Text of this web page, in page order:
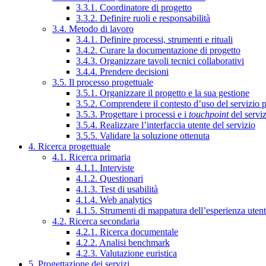
3.3.1. Coordinatore di progetto
3.3.2. Definire ruoli e responsabilità
3.4. Metodo di lavoro
3.4.1. Definire processi, strumenti e rituali
3.4.2. Curare la documentazione di progetto
3.4.3. Organizzare tavoli tecnici collaborativi
3.4.4. Prendere decisioni
3.5. Il processo progettuale
3.5.1. Organizzare il progetto e la sua gestione
3.5.2. Comprendere il contesto d’uso del servizio
3.5.3. Progettare i processi e i touchpointdel
3.5.4. Realizzare l’interfaccia utente del servizio
3.5.5. Validare la soluzione ottenuta
4. Ricerca progettuale
4.1. Ricerca primaria
4.1.1. Interviste
4.1.2. Questionari
4.1.3. Test di usabilità
4.1.4. Web analytics
4.1.5. Strumenti di mappatura dell’esperienza
4.2. Ricerca secondaria
4.2.1. Ricerca documentale
4.2.2. Analisi benchmark
4.2.3. Valutazione euristica
5. Progettazione dei servizi